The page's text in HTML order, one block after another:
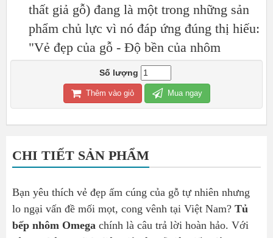
thất giả gỗ) đang là một trong những sản
phẩm chủ lực vì nó đáp ứng đúng thị hiếu:
"Vẻ đẹp của gỗ - Độ bền của nhôm
Số lượng
Thêm vào giỏ Mua ngay
CHI TIẾT SẢN PHẨM
Bạn yêu thích vẻ đẹp ấm cúng của gỗ tự nhiên nhưng
lo ngại vấn đề mối mọt, cong vênh tại Việt Nam? Tủ
bếp nhôm Omega chính là câu trả lời hoàn hảo. Với